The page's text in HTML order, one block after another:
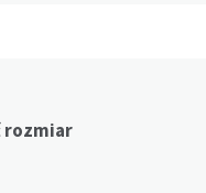
rozmiar